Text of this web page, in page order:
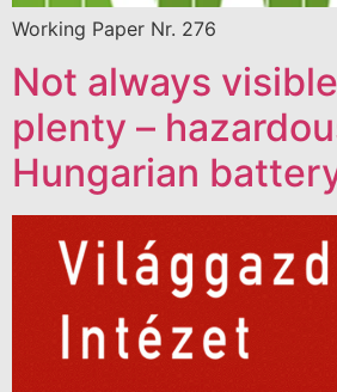
Working Paper Nr. 276
Not always
plenty –
Hungarian